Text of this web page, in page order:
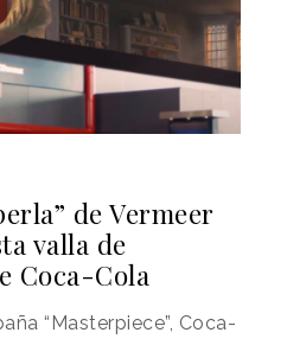
de Vermeer
valla de
Coca-Cola
“Masterpiece”, Coca-